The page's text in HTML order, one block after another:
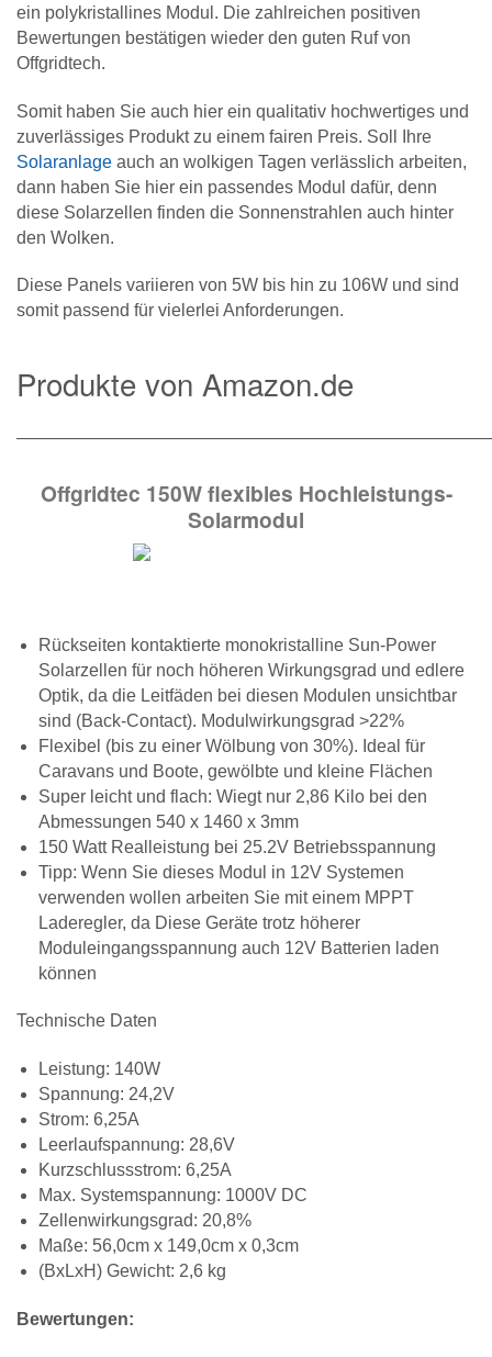
ein polykristallines Modul. Die zahlreichen positiven
Bewertungen bestätigen wieder den guten Ruf von
Offgridtech.
Somit haben Sie auch hier ein qualitativ hochwertiges und
zuverlässiges Produkt zu einem fairen Preis. Soll Ihre
Solaranlage auch an wolkigen Tagen verlässlich arbeiten,
dann haben Sie hier ein passendes Modul dafür, denn
diese Solarzellen finden die Sonnenstrahlen auch hinter
den Wolken.
Diese Panels variieren von 5W bis hin zu 106W und sind
somit passend für vielerlei Anforderungen.
Produkte von Amazon.de
Offgridtec 150W flexibles Hochleistungs-
Solarmodul
Rückseiten kontaktierte monokristalline Sun-Power
Solarzellen für noch höheren Wirkungsgrad und edlere
Optik, da die Leitfäden bei diesen Modulen unsichtbar
sind (Back-Contact). Modulwirkungsgrad >22%
Flexibel (bis zu einer Wölbung von 30%). Ideal für
Caravans und Boote, gewölbte und kleine Flächen
Super leicht und flach: Wiegt nur 2,86 Kilo bei den
Abmessungen 540 x 1460 x 3mm
150 Watt Realleistung bei 25.2V Betriebsspannung
Tipp: Wenn Sie dieses Modul in 12V Systemen
verwenden wollen arbeiten Sie mit einem MPPT
Laderegler, da Diese Geräte trotz höherer
Moduleingangsspannung auch 12V Batterien laden
können
Technische Daten
Leistung: 140W
Spannung: 24,2V
Strom: 6,25A
Leerlaufspannung: 28,6V
Kurzschlussstrom: 6,25A
Max. Systemspannung: 1000V DC
Zellenwirkungsgrad: 20,8%
Maße: 56,0cm x 149,0cm x 0,3cm
(BxLxH) Gewicht: 2,6 kg
Bewertungen: